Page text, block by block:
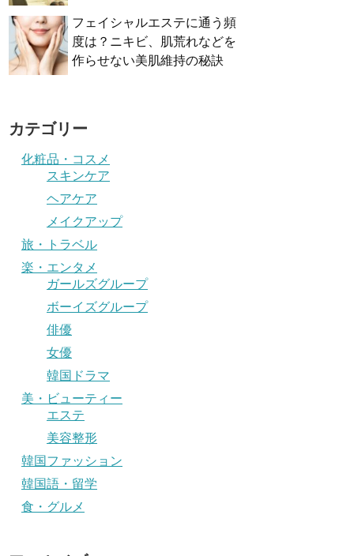
フェイシャルエステに通う頻
度は？ニキビ、肌荒れなどを
作らせない美肌維持の秘訣
カテゴリー
化粧品・コスメ
スキンケア
ヘアケア
メイクアップ
旅・トラベル
楽・エンタメ
ガールズグループ
ボーイズグループ
俳優
女優
韓国ドラマ
美・ビューティー
エステ
美容整形
韓国ファッション
韓国語・留学
食・グルメ